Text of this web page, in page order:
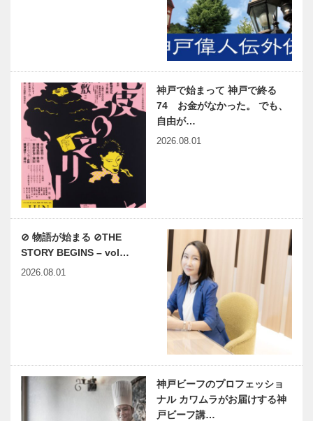
神戸で始まって 神戸で終る
74 お金がなかった。 でも、
自由が…
2026.08.01
⊘ 物語が始まる ⊘THE
STORY BEGINS – vol…
2026.08.01
神戸ビーフのプロフェッショ
ナル カワムラがお届けする神
戸ビーフ講…